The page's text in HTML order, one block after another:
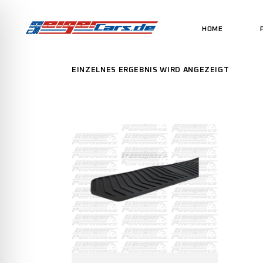
HOME
EINZELNES ERGEBNIS WIRD ANGEZEIGT